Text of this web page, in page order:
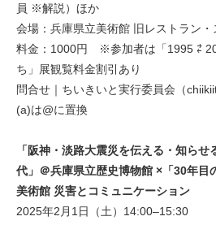
員 ※解説）ほか
会場：兵庫県立美術館 旧レストラン・
料金：1000円 ※参加者は「1995 ⇄
ち」展観覧料金割引あり
問合せ｜ちいきいと実行委員会（
(a)は@に置換
「阪神・淡路大震災を伝える・知ら
代」＠兵庫県立歴史博物館 ×「30年目
美術館 災害とコミュニケーション
2025年2月1日（土）14:00–15:30